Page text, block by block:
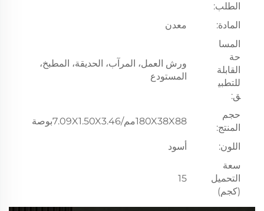
الطلب:
المادة:
معدن
المسا
حة
القابلة
للتطبي
ق:
ورش العمل، المرآب، الحديقة، المطبخ،
المستودع
حجم
المنتج:
180X38X88مم/7.09X1.50X3.46بوصة
اللون:
أسود
سعة
التحميل
(كجم)
15